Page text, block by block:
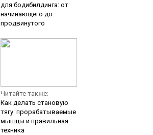
для бодибилдинга: от
начинающего до
продвинутого
Читайте также:
Как делать становую
тягу: прорабатываемые
мышцы и правильная
техника